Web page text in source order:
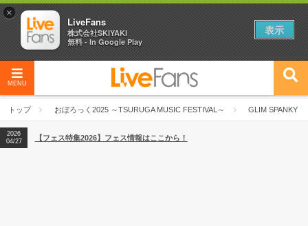
MENU
トップ おぼろっく2025 ～TSURUGA MUSIC FESTIVAL～ GLIM SPANKY
2026
04/27
2026
【ライブ動員ランキング】2026年上半期編発表！
2026
04/27
【フェス特集2026】フェス情報はここから！
×
LiveFans
株式会社SKIYAKI
無料 - In Google Play
表示